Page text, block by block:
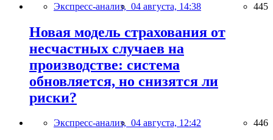
Экспресс-анализ, 04 августа, 14:38 445
Новая модель страхования от
несчастных случаев на
производстве: система
обновляется, но снизятся ли
риски?
Экспресс-анализ, 04 августа, 12:42 446